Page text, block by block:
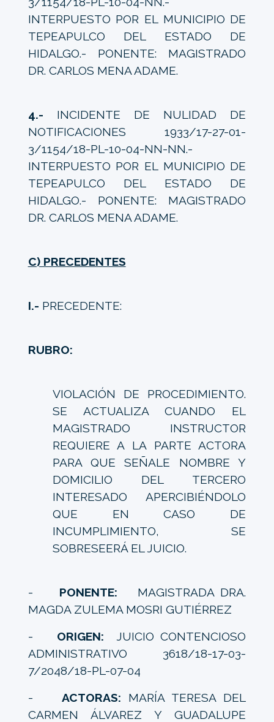
INTERPUESTO POR EL MUNICIPIO DE
TEPEAPULCO DEL ESTADO DE
HIDALGO.- PONENTE: MAGISTRADO
DR. CARLOS MENA ADAME.
4.- INCIDENTE DE NULIDAD DE
NOTIFICACIONES 1933/17-27-01-
3/1154/18-PL-10-04-NN-NN.-
INTERPUESTO POR EL MUNICIPIO DE
TEPEAPULCO DEL ESTADO DE
HIDALGO.- PONENTE: MAGISTRADO
DR. CARLOS MENA ADAME.
C) PRECEDENTES
I.- PRECEDENTE:
RUBRO:
VIOLACIÓN DE PROCEDIMIENTO.
SE ACTUALIZA CUANDO EL
MAGISTRADO INSTRUCTOR
REQUIERE A LA PARTE ACTORA
PARA QUE SEÑALE NOMBRE Y
DOMICILIO DEL TERCERO
INTERESADO APERCIBIÉNDOLO
QUE EN CASO DE
INCUMPLIMIENTO, SE
SOBRESEERÁ EL JUICIO.
- PONENTE: MAGISTRADA DRA.
MAGDA ZULEMA MOSRI GUTIÉRREZ
- ORIGEN: JUICIO CONTENCIOSO
ADMINISTRATIVO 3618/18-17-03-
7/2048/18-PL-07-04
-ACTORAS: MARÍA TERESA DEL
CARMEN ÁLVAREZ Y GUADALUPE